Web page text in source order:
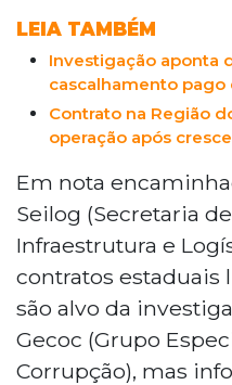
LEIA TAMBÉM
Investigação aponta
cascalhamento pago
Contrato na Região
operação após
Em nota
Seilog (Secretaria
Infraestrutura e
contratos estaduais
são alvo da
Gecoc (Grupo
Corrupção), mas